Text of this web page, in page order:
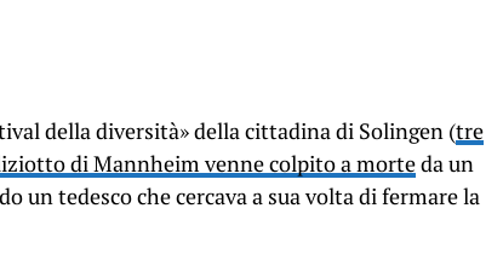
della diversità» della cittadina di Solingen (tre
di Mannheim venne colpito a morteda un
un tedesco che cercava a sua volta di fermare la